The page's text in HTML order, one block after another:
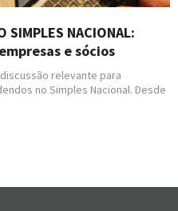
SIMPLES NACIONAL:
e sócios
discussão relevante para
no Simples Nacional. Desde